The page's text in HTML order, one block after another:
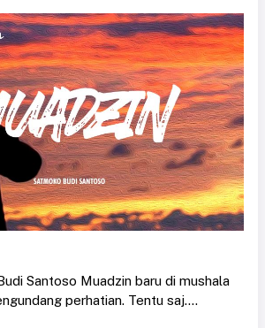
Santoso Muadzin baru di mushala
perhatian. Tentu saj....